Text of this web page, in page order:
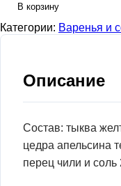
В корзину
Категории: Варенья и
Описание
Состав: тыква
цедра апельсина
перец чили и соль